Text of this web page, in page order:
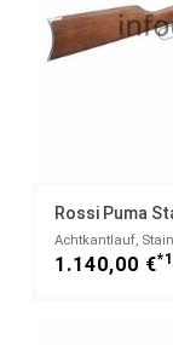
Rossi Puma
Achtkantlauf,
1.140,00 €*1